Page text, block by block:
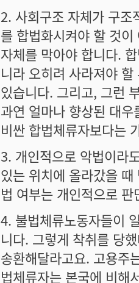
2. 사회구조 자체가 구조
를 합법화시켜야 할 것
자체를 막아야 합니다.
니라 오히려 사라져야
있습니다. 그리고, 그런
과연 얼마나 향상된 대
비싼 합법체류자보다는
3. 개인적으로 악법이라
있는 위치에 올라갔을
법 여부는 개인적으로 판
4. 불법체류노동자들이
니다. 그렇게 착취를 당
송환해달라고요. 고용주
법체류자는 본국에 비해